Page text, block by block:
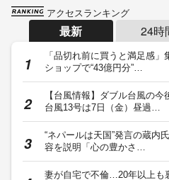
アクセスランキング
最新 24時
「品切れ前に買うと満足感」
ショップで“43億円分”…
【台風情報】ダブル台風の
台風13号は7日（金）昼過…
“ネパールは天国”発言の蔵
容を説明「心の豊かさ…
妻が自宅で不倫…20年以上も